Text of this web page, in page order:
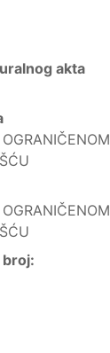
akta